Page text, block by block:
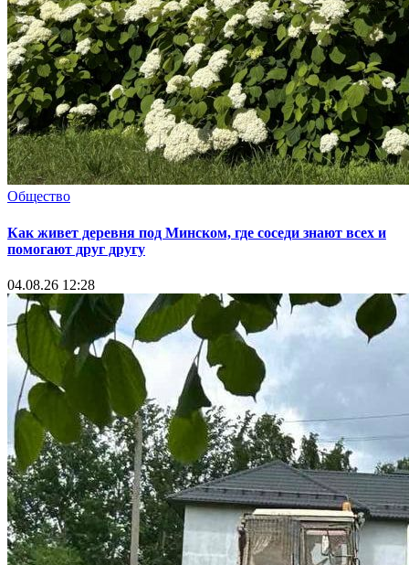
Общество
Как живет деревня под Минском, где соседи знают всех и
помогают друг другу
04.08.26 12:28